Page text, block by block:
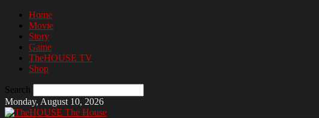
Home
Movie
Story
Game
TheHOUSE TV
Shop
Search
Monday, August 10, 2026
The House